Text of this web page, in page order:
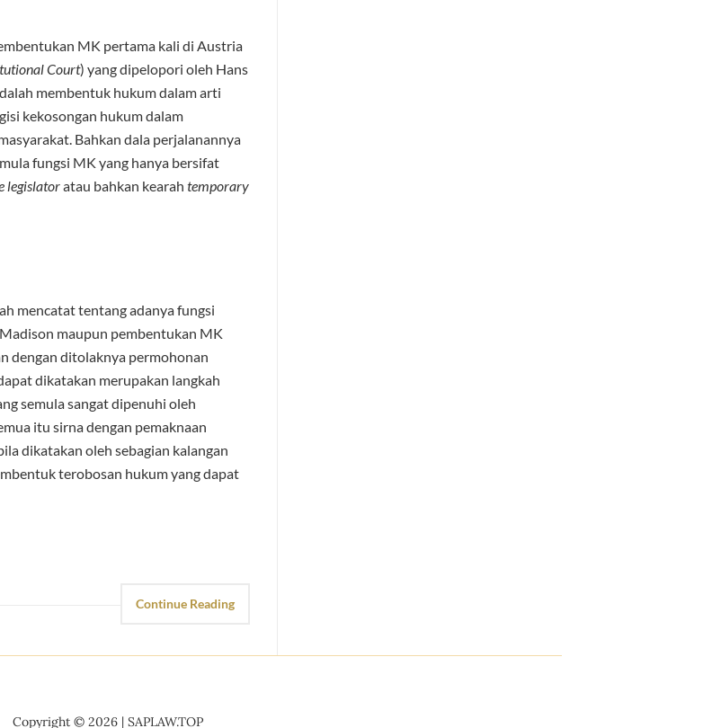
MK pertama kali di Austria
Court) yang dipelopori oleh Hans
membentuk hukum dalam arti
kekosongan hukum dalam
Bahkan dala perjalanannya
fungsi MK yang hanya bersifat
legislatoratau bahkan kearah temporary
mencatat tentang adanya fungsi
maupun pembentukan MK
dengan ditolaknya permohonan
dikatakan merupakan langkah
semula sangat dipenuhi oleh
itu sirna dengan pemaknaan
dikatakan oleh sebagian kalangan
terobosan hukum yang dapat
Continue Reading
Copyright © 2026 | SAPLAW.TOP